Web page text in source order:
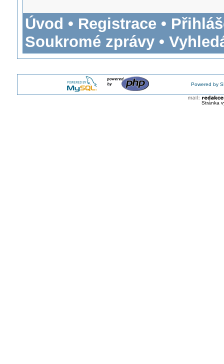
Úvod • Registrace •
Soukromé zprávy•
Powered by
Stránka